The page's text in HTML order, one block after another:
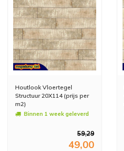
Houtlook Vloertegel
Structuur 20X114 (prijs per
m2)
Binnen 1 week geleverd
59,29
49,00